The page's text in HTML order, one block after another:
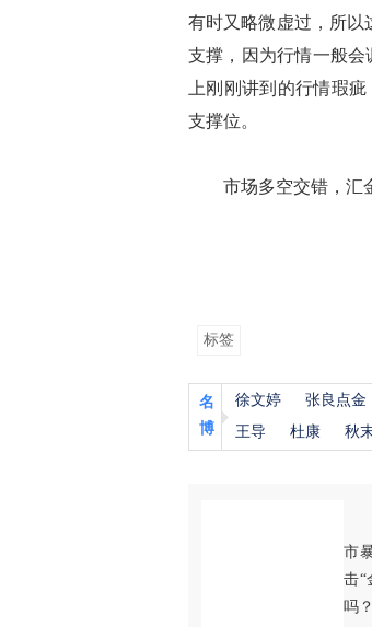
有时又略微虚过，所以
支撑，因为行情一般会
上刚刚讲到的行情瑕
支撑位。
市场多空交错，汇金
标签
名
博
徐文婷 张良点金
王导
杜康 秋
市
击“
吗